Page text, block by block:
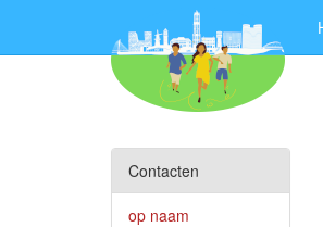
Contacten
op naam